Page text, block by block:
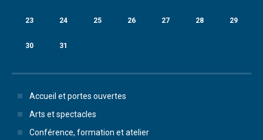
23 24 25 26 27 28 29
30 31
Accueil et portes ouvertes
Arts et spectacles
Conférence, formation et atelier